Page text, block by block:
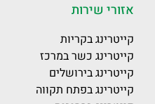
אזורי שירות
קייטרינג בקריות
קייטרינג כשר במרכז
קייטרינג בירושלים
קייטרינג בפתח תקווה